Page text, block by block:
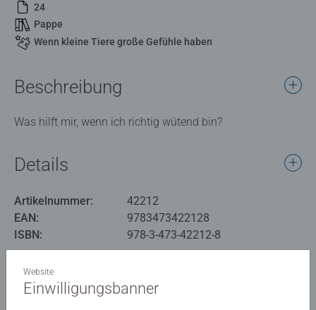
24
Pappe
Wenn kleine Tiere große Gefühle haben
Beschreibung
Was hilft mir, wenn ich richtig wütend bin?
Details
Artikelnummer:
42212
EAN:
9783473422128
ISBN:
978-3-473-42212-8
Warnhinweise und Herstellerinformation
Website
Einwilligungsbanner